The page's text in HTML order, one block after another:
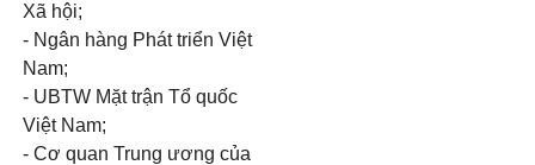
Xã hội;
- Ngân hàng Phát triển Việt
Nam;
- UBTW Mặt trận Tổ quốc
Việt Nam;
- Cơ quan Trung ương của